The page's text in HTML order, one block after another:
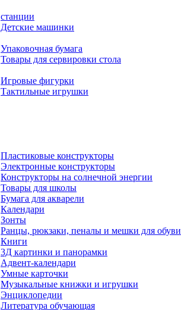
станции
Детские машинки
Упаковочная бумага
Товары для сервировки стола
Игровые фигурки
Тактильные игрушки
Пластиковые конструкторы
Электронные конструкторы
Конструкторы на солнечной энергии
Товары для школы
Бумага для акварели
Календари
Зонты
Ранцы, рюкзаки, пеналы и мешки для обуви
Книги
3Д картинки и панорамки
Адвент-календари
Умные карточки
Музыкальные книжки и игрушки
Энциклопедии
Литература обучающая